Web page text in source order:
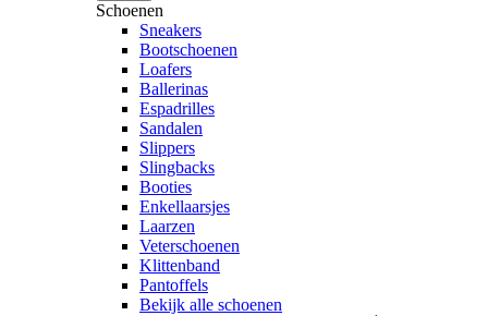
Schoenen
Sneakers
Bootschoenen
Loafers
Ballerinas
Espadrilles
Sandalen
Slippers
Slingbacks
Booties
Enkellaarsjes
Laarzen
Veterschoenen
Klittenband
Pantoffels
Bekijk alle schoenen